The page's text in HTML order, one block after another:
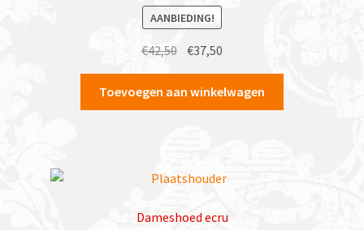
AANBIEDING!
€42,50 Oorspronkelijke
prijs
was:
€42,50.
€37,50
prijs
is:
€37,50.
Toevoegen aan winkelwagen
Dameshoed ecru